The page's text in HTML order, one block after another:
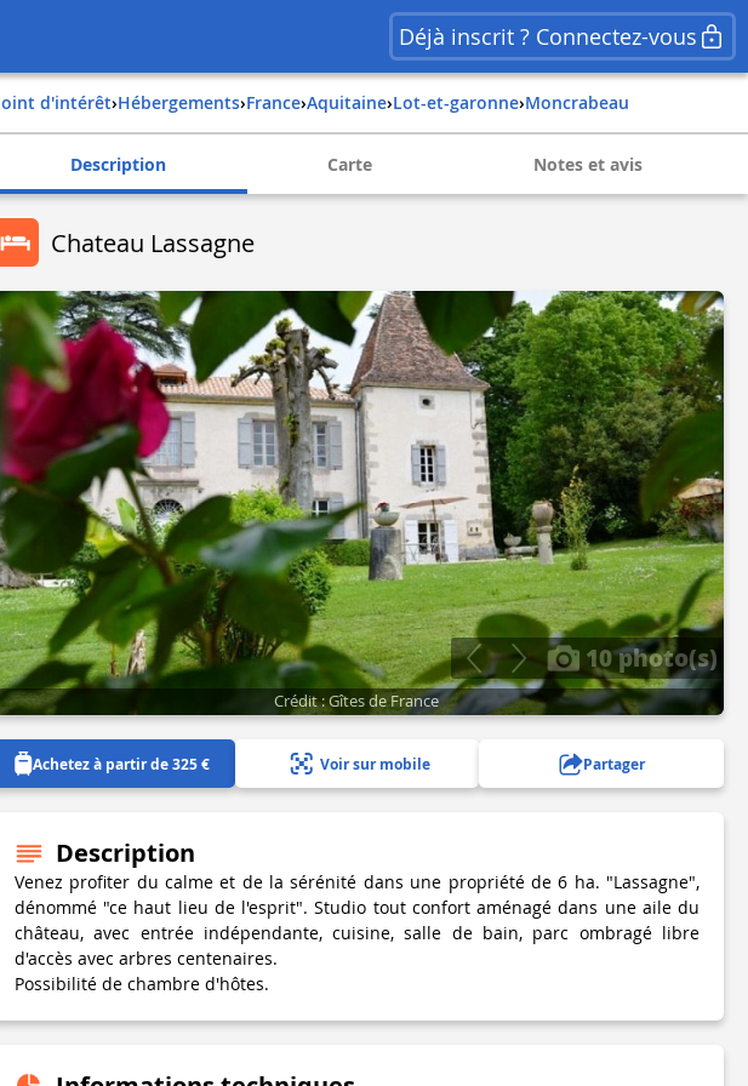
Déjà inscrit ? Connectez-vous
Point d'intérêt› Hébergements› france› aquitaine› lot-et-garonne› moncrabeau
Description Carte Notes et avis
Chateau Lassagne
10 photo(s)
Crédit : Gîtes de France
Achetez à partir de 325 € Voir sur mobile Partager
Description
Venez profiter du calme et de la sérénité dans une propriété de 6 ha. "Lassagne",
dénommé "ce haut lieu de l'esprit". Studio tout confort aménagé dans une aile du
château, avec entrée indépendante, cuisine, salle de bain, parc ombragé libre
d'accès avec arbres centenaires.
Possibilité de chambre d'hôtes.